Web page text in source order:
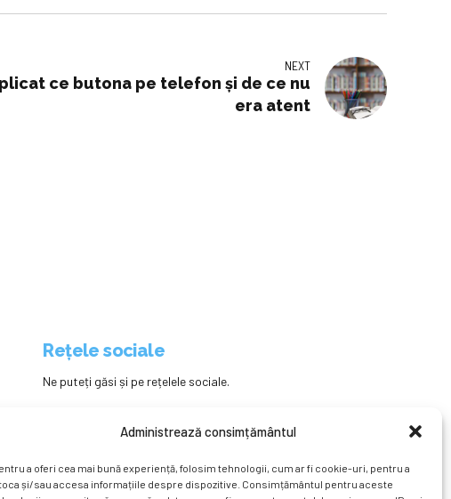
Administrează consimțământul
a oferi cea mai bună experiență, folosim tehnologii, cum ar fi cookie-uri, pentru a
și/sau accesa informațiile despre dispozitive. Consimțământul pentru aceste
NEXT
ce butona pe telefon și de ce nu
era atent
Rețele sociale
Ne puteți găsi și pe rețelele sociale.